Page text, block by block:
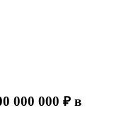
000 000 ₽ в